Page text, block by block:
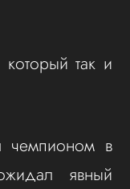
так и
чемпионом в
явный